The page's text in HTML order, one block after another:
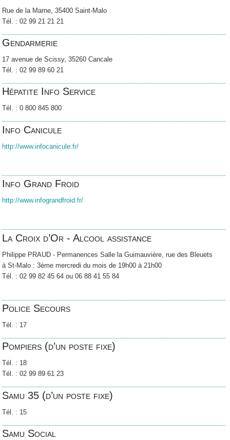
Rue de la Marne, 35400 Saint-Malo
Tél. : 02 99 21 21 21
Gendarmerie
17 avenue de Scissy, 35260 Cancale
Tél. : 02 99 89 60 21
Hépatite Info Service
Tél. : 0 800 845 800
Info Canicule
http://www.infocanicule.fr/
Info Grand Froid
http://www.infograndfroid.fr/
La Croix d’Or - Alcool assistance
Philippe PRAUD - Permanences Salle la Guimauvière, rue des Bleuets
à St-Malo : 3èmemercredi du mois de 19h00 à 21h00
Tél. : 02 99 82 45 64 ou 06 88 41 55 84
Police Secours
Tél. : 17
Pompiers (d’un poste fixe)
Tél. : 18
Tél. : 02 99 89 61 23
Samu 35 (d’un poste fixe)
Tél. : 15
Samu Social